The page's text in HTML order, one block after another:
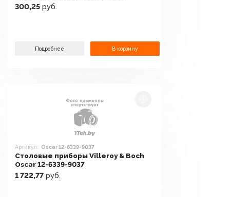
300,25 руб.
Подробнее В корзину
Артикул: Oscar 12-6339-9037
Столовые приборы Villeroy & Boch
Oscar 12-6339-9037
1 722,77 руб.